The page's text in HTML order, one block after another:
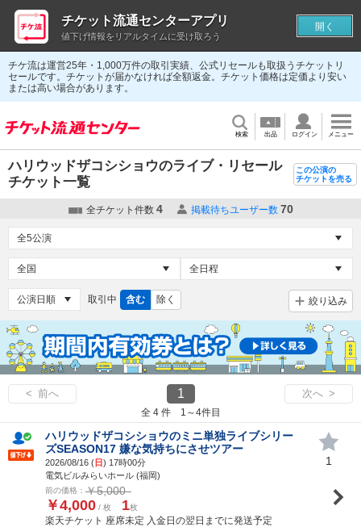
チケ流は運営25年・1,000万件の取引実績、公式リセールも取扱うチケットリ
セールです。チケットが届かなければ全額返金。チケット価格は定価より安い
または高い場合があります。
検索 出品 ログイン メニュー
ハリウッドザコシショウのライブ・リセール
チケット一覧
この公演の
チケットを売る
全チケット件数 4 掲載待ちユーザー数 70
取引中 含む 除く 絞り込み
< 前へ 1 次へ >
全 4 件 1～4件目
ハリウッドザコシショウのミニ単独ライブシリー
ズSEASON17 嫌な気持ちにさせツアー
2026/08/16 (日) 17時00分
電気ビルみらいホール (福岡)
前の価格： ￥5,000
￥4,000 / 枚 1枚
楽天チケット 座席未定 入金日の翌日までに発送予定
1
チケット流通センターアプリ
値下げ情報をリアルタイムに受け取ろう
開く